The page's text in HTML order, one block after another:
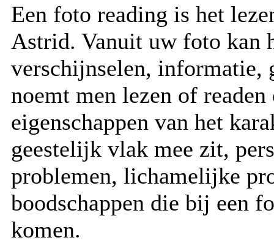
Een foto reading is het
Astrid. Vanuit uw foto kan
verschijnselen, informatie,
noemt men lezen of
eigenschappen van het
geestelijk vlak mee zit,
problemen, lichamelijke
boodschappen die bij een
komen.